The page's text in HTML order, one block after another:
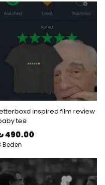
inspired film review
tee
490.00
Beden